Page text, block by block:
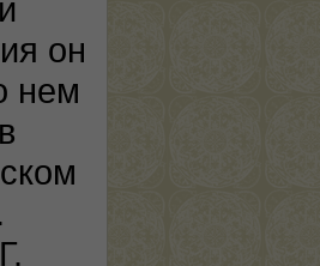
он
нем